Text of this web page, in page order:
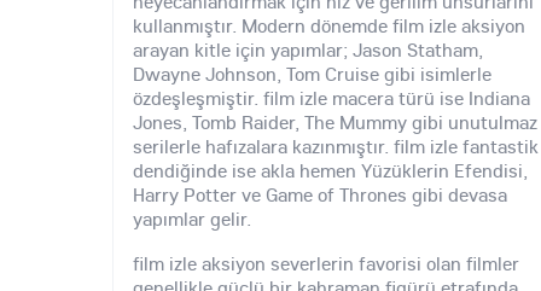
kullanmıştır. Modern dönemde film izle aksiyon
arayan kitle için yapımlar; Jason Statham,
Dwayne Johnson, Tom Cruise gibi isimlerle
özdeşleşmiştir. film izle macera türü ise Indiana
Jones, Tomb Raider, The Mummy gibi unutulmaz
serilerle hafızalara kazınmıştır. film izle fantastik
dendiğinde ise akla hemen Yüzüklerin Efendisi,
Harry Potter ve Game of Thrones gibi devasa
yapımlar gelir.
film izle aksiyon severlerin favorisi olan filmler